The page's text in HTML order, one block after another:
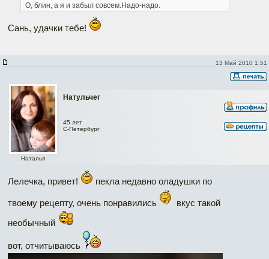
О, блин, а я и забыл совсем.Надо-надо.
Сань, удачки тебе!
13 Май 2010 1:51
Натульчег
Наталья
45 лет
C-Петербург
Лелечка, привет! пекла недавно оладушки по
твоему рецепту, очень понравились
вкус такой
необычный
вот, отчитываюсь